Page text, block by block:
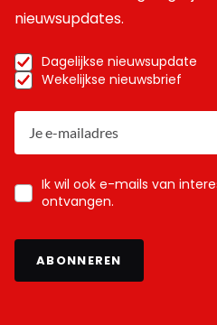
nieuwsupdates.
Dagelijkse nieuwsupdate
Wekelijkse nieuwsbrief
Ik wil ook e-mails van
ontvangen.
ABONNEREN